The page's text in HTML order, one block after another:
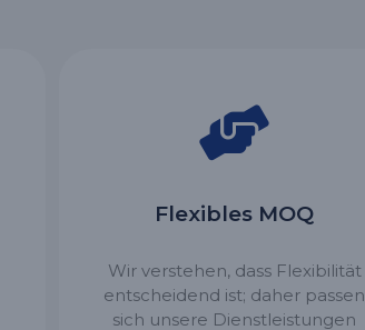
Flexibles MOQ
Wir verstehen, dass Flexibilität
entscheidend ist; daher passen
sich unsere Dienstleistungen